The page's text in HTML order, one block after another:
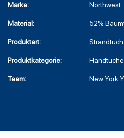
Marke: Northwest
Material: 52%
Produktart: Strandtuch
Produktkategorie:
Team: New York